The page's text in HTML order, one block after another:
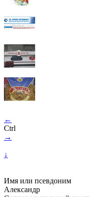
←
Ctrl
→
↓
Имя или псевдоним
Александр